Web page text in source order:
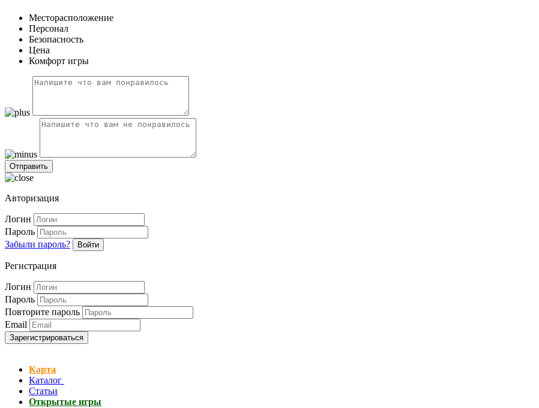
Месторасположение
Персонал
Безопасность
Цена
Комфорт игры
Авторизация
Логин
Пароль
Забыли пароль?
Войти
Регистрация
Логин
Пароль
Повторите пароль
Email
Зарегистрироваться
Карта
Каталог
Статьи
Открытые игры